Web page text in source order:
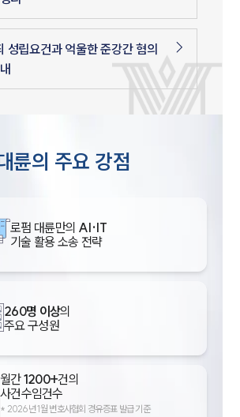
성립요건과 억울한 준강간 혐의
륜의 주요 강점
로펌 대륜만의 AI·IT
기술 활용 소송 전략
260명 이상의
주요 구성원
월간1200+건의
사건수임건수
* 2026년 1월 변호사협회 경유증표 발급 기준